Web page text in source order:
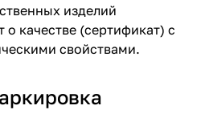
изделий
качестве (сертификат) с
свойствами.